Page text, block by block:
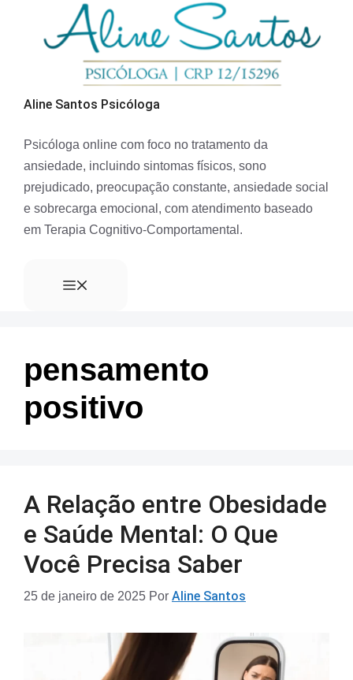
Aline Santos Psicóloga
Psicóloga online com foco no tratamento da
ansiedade, incluindo sintomas físicos, sono
prejudicado, preocupação constante, ansiedade social
e sobrecarga emocional, com atendimento baseado
em Terapia Cognitivo-Comportamental.
pensamento
positivo
A Relação entre Obesidade
e Saúde Mental: O Que
Você Precisa Saber
25 de janeiro de 2025 Por Aline Santos